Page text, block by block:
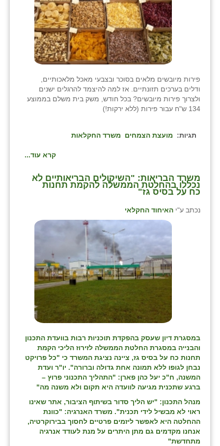
פירות מיובשים מלאים בסוכר ובצבעי מאכל מלאכותיים,
ודלים בערכים תזונתיים. אז למה להיצמד להרגלים ישנים
ולצרוך פירות מיובשים? בכל חודש, משק בית משלם בממוצע
134 ש"ח עבור פירות (ללא ירקות!)
תגיות: מועצת הצמחים משרד החקלאות
קרא עוד...
משרד הבריאות: "השיקולים הבריאותיים לא
נכללו בהחלטת הממשלה להקמת תחנות
כח על בסיס גז"
נכתב ע"י האיחוד החקלאי
במסגרת דיון שעסק בהפקדת תוכניות רבות בוועדת התכנון
והבנייה במסגרת החלטת הממשלה לזירוז הליכי הקמת
תחנות כח על בסיס גז, ציינה נציגת המשרד כי "כל פרויקט
נבחן לגופו ללא תמונה אחת גדולה וברורה". יו"ר ועדת
המשנה, ח"כ יעל כהן פארן: "התהליך התכנוני פרוץ –
ברגע שתכנית מגיעה לוועדה היא תקום ולא משנה מה"
מנהל התכנון: "יש הליך סדור בשיתוף הציבור, אתר שאינו
ראוי לא מבשיל לידי תכנית". משרד האנרגיה: "כוונת
ההחלטה היא לאפשר ליזמים פרטיים לחסוך בבירוקרטיה,
אנחנו מקדמים גם מתן היתרים על מנת לעודד אנרגיה
מתחדשת"